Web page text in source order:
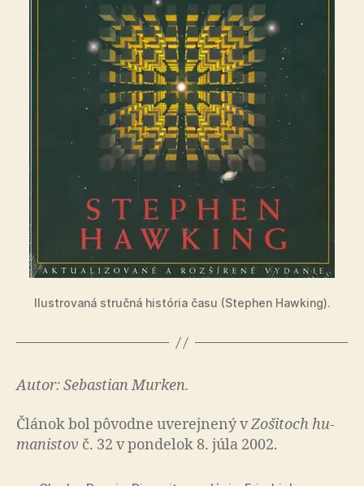
Ilustrovaná stručná história času (Stephen Hawking).
Autor: Sebastian Murken.
Článok bol pô­vod­ne uve­rej­ne­ný vZo­ši­toch hu­
ma­nis­tov č. 32 v pondelok 8. júla 2002.